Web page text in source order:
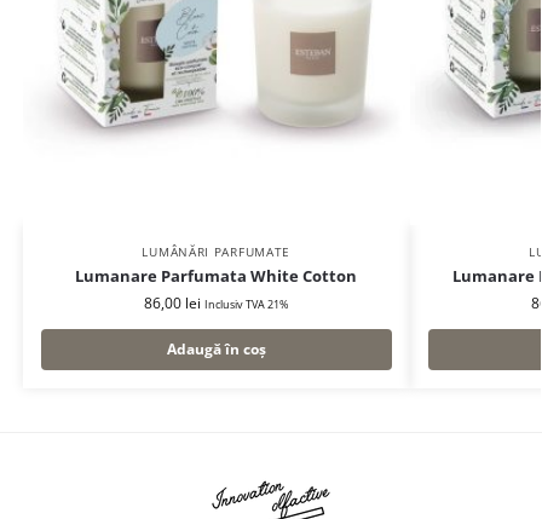
LUMÂNĂRI PARFUMATE
Lumanare Parfumata White Cotton
86,00 lei Inclusiv TVA 21%
Adaugă în coș
Lumanare